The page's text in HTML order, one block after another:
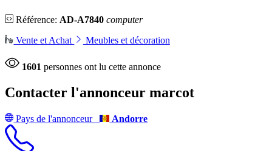
Référence: AD-A7840 computer
Vente et Achat Meubles et décoration
1601 personnes ont lu cette annonce
Contacter l'annonceur marcot
Pays de l'annonceur Andorre